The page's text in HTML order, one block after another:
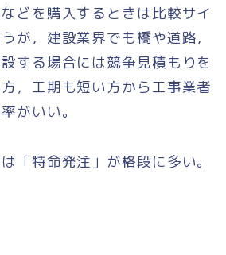
どを購入するときは比較サイ
が，建設業界でも橋や道路，
する場合には競争見積もりを
，工期も短い方から工事業者
がいい。
「特命発注」が格段に多い。